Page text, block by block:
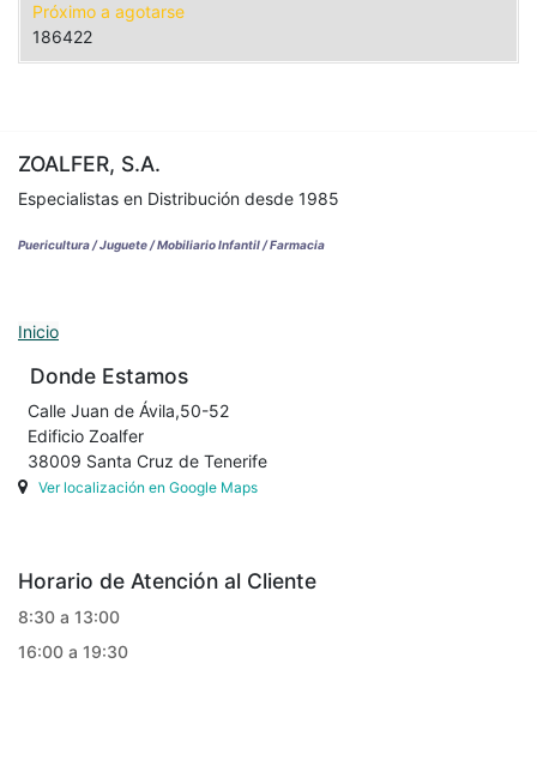
Próximo a agotarse
186422
ZOALFER, S.A.
Especialistas en Distribución desde 1985
Puericultura / Juguete / Mobiliario Infantil / Farmacia
Inicio
Donde Estamos
Calle Juan de Ávila,50-52
Edificio Zoalfer
38009 Santa Cruz de Tenerife
Ver localización en Google Maps
Horario de Atención al Cliente
8:30 a 13:00
16:00 a 19:30